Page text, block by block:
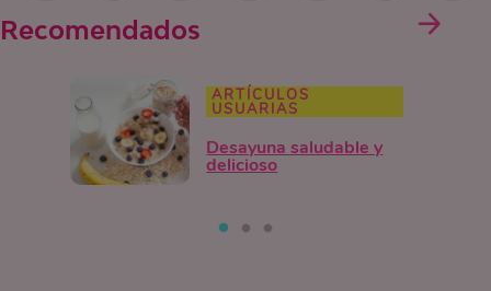
Recomendados
ARTÍCULOS
USUARIAS
Desayuna saludable y
delicioso